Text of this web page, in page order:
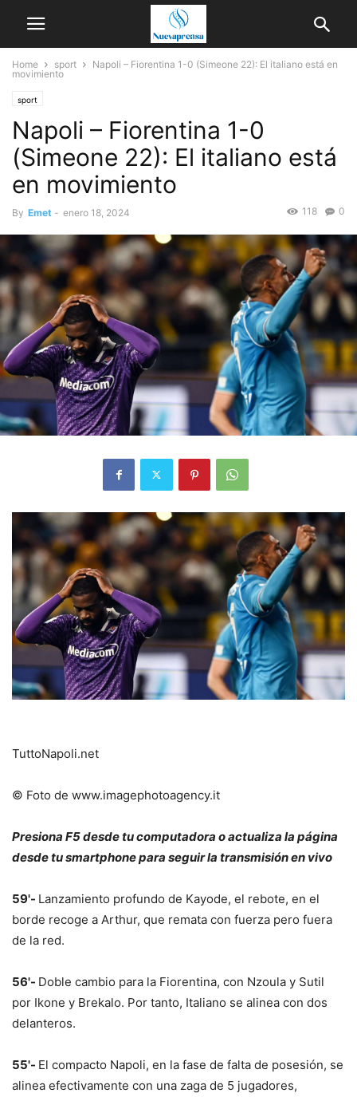
Home sport
Napoli – Fiorentina 1-0 (Simeone 22): El italiano está en
movimiento
sport
Napoli – Fiorentina 1-0
(Simeone 22): El italiano está
en movimiento
By Emet - enero 18, 2024 0
118
TuttoNapoli.net
© Foto de www.imagephotoagency.it
Presiona F5 desde tu computadora o actualiza la página
desde tu smartphone para seguir la transmisión en vivo
59'- Lanzamiento profundo de Kayode, el rebote, en el
borde recoge a Arthur, que remata con fuerza pero fuera
de la red.
56'- Doble cambio para la Fiorentina, con Nzoula y Sutil
por Ikone y Brekalo. Por tanto, Italiano se alinea con dos
delanteros.
55'- El compacto Napoli, en la fase de falta de posesión, se
alinea efectivamente con una zaga de 5 jugadores,